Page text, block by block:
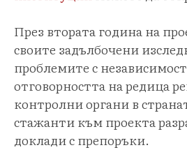
През втората година на
своите задълбочени
проблемите с
отговорността на редица
контролни органи в
стажанти към проекта
доклади с препоръки.